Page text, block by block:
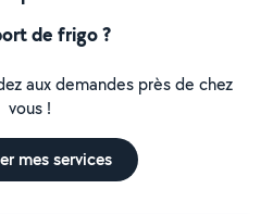
de frigo ?
aux demandes près de chez
vous !
mes services